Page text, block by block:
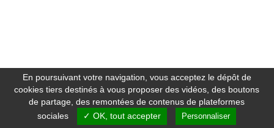
En poursuivant votre navigation, vous acceptez le dépôt de
cookies tiers destinés à vous proposer des vidéos, des boutons
de partage, des remontées de contenus de plateformes
sociales
✓ OK, tout accepter Personnaliser